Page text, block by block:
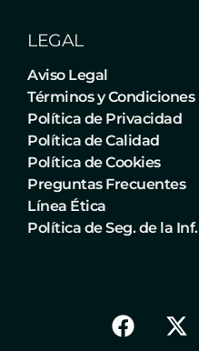
LEGAL
Aviso Legal
Términos y Condiciones
Política de Privacidad
Política de Calidad
Política de Cookies
Preguntas Frecuentes
Línea Ética
Política de Seg. de la Inf.